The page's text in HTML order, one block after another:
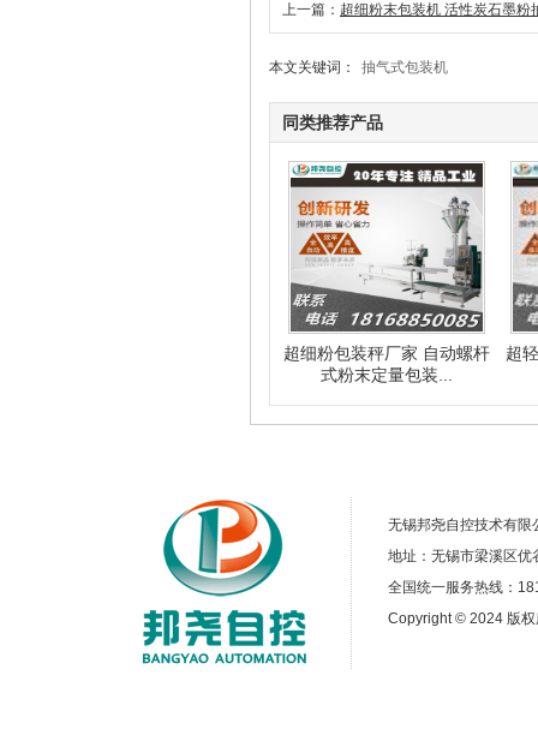
上一篇： 超细粉末包装机 活性炭石墨粉
本文关键词： 抽气式包装机
同类推荐产品
超细粉包装秤厂家 自动螺杆
式粉末定量包装...
超
无锡邦尧自控技术有
地址：无锡市梁溪区
全国统一服务热线：
Copyright © 2024 版